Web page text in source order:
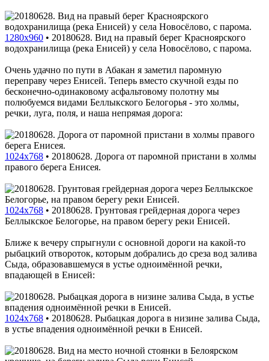
1280x960 • 20180628. Вид на правый берег Красноярского
водохранилища (река Енисей) у села Новосёлово, с парома.
Очень удачно по пути в Абакан я заметил паромную
переправу через Енисей. Теперь вместо скучной езды по
бесконечно-одинаковому асфальтовому полотну мы
полюбуемся видами Беллыкского Белогорья - это холмы,
речки, луга, поля, и наша непрямая дорога:
1024x768 • 20180628. Дорога от паромной пристани в холмы
правого берега Енисея.
1024x768 • 20180628. Грунтовая грейдерная дорога через
Беллыкское Белогорье, на правом берегу реки Енисей.
Ближе к вечеру спрыгнули с основной дороги на какой-то
рыбацкий отвороток, которым добрались до среза вод залива
Сыда, образовавшемуся в устье одноимённой речки,
впадающей в Енисей:
1024x768 • 20180628. Рыбацкая дорога в низине залива Сыда,
в устье впадения одноимённой речки в Енисей.